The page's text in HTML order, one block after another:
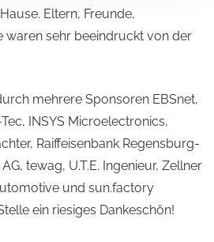
Eltern, Freunde,
waren sehr beeindruckt von der
mehrere Sponsoren EBSnet,
INSYS Microelectronics,
Raiffeisenbank Regensburg-
tewag, U.T.E. Ingenieur, Zellner
und sun.factory
ein riesiges Dankeschön!